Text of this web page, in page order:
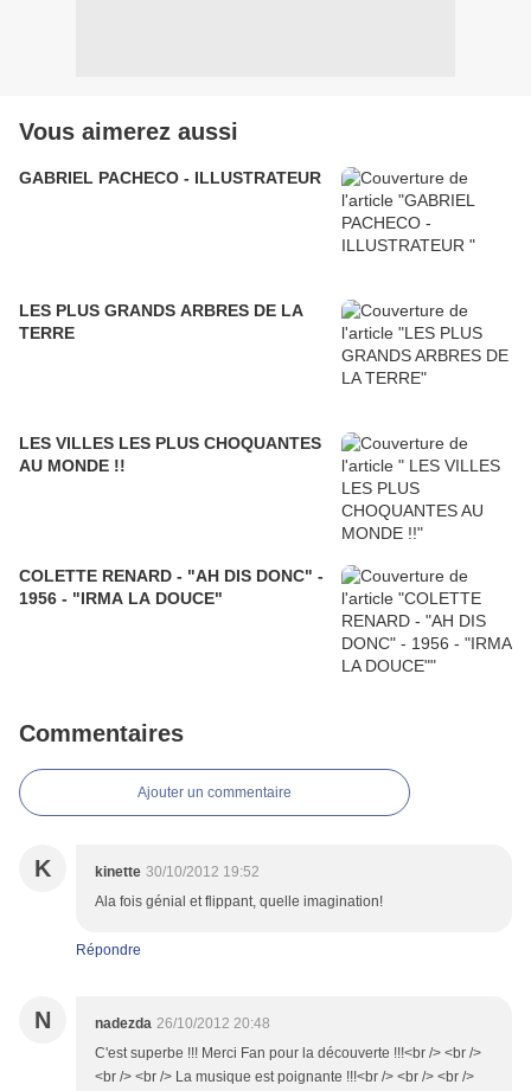
Vous aimerez aussi
GABRIEL PACHECO - ILLUSTRATEUR
LES PLUS GRANDS ARBRES DE LA
TERRE
LES VILLES LES PLUS CHOQUANTES
AU MONDE !!
COLETTE RENARD - "AH DIS DONC" -
1956 - "IRMA LA DOUCE"
Commentaires
Ajouter un commentaire
K kinette 30/10/2012 19:52
Ala fois génial et flippant, quelle imagination!
Répondre
N nadezda 26/10/2012 20:48
C'est superbe !!! Merci Fan pour la découverte !!!<br /> <br />
<br /> <br /> La musique est poignante !!!<br /> <br /> <br />